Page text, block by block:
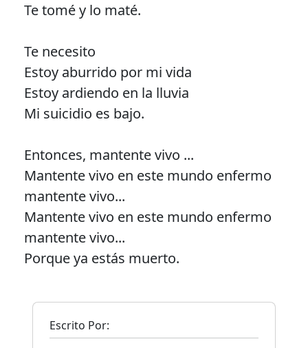
Te tomé y lo maté.
Te necesito
Estoy aburrido por mi vida
Estoy ardiendo en la lluvia
Mi suicidio es bajo.
Entonces, mantente vivo ...
Mantente vivo en este mundo enfermo
mantente vivo...
Mantente vivo en este mundo enfermo
mantente vivo...
Porque ya estás muerto.
Escrito Por: